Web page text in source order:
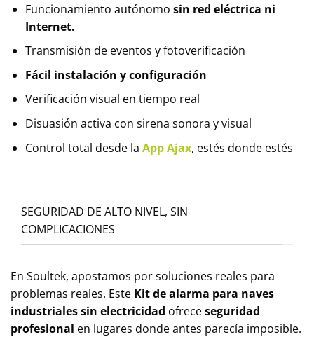
Funcionamiento autónomo sin red eléctrica ni
Internet.
Transmisión de eventos y fotoverificación
Fácil instalación y configuración
Verificación visual en tiempo real
Disuasión activa con sirena sonora y visual
Control total desde la App Ajax, estés donde estés
SEGURIDAD DE ALTO NIVEL, SIN
COMPLICACIONES
En Soultek, apostamos por soluciones reales para
problemas reales. Este Kit de alarma para naves
industriales sin electricidad ofreceseguridad
profesional en lugares donde antes parecía imposible.